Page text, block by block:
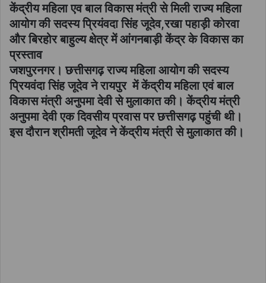
केंद्रीय महिला एव बाल विकास मंत्री से मिली राज्य महिला
आयोग की सदस्य प्रियंवदा सिंह जूदेव,रखा पहाड़ी कोरवा
और बिरहोर बाहुल्य क्षेत्र में आंगनबाड़ी केंद्र के विकास का
प्रस्ताव
जशपुरनगर। छत्तीसगढ़ राज्य महिला आयोग की सदस्य
प्रियवंदा सिंह जूदेव ने रायपुर में केंद्रीय महिला एवं बाल
विकास मंत्री अनुपमा देवी से मुलाकात की। केंद्रीय मंत्री
अनुपमा देवी एक दिवसीय प्रवास पर छत्तीसगढ़ पहुंची थी।
इस दौरान श्रीमती जूदेव ने केंद्रीय मंत्री से मुलाकात की।